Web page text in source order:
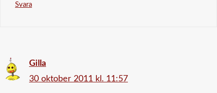
Svara
Gilla
30 oktober 2011 kl. 11:57